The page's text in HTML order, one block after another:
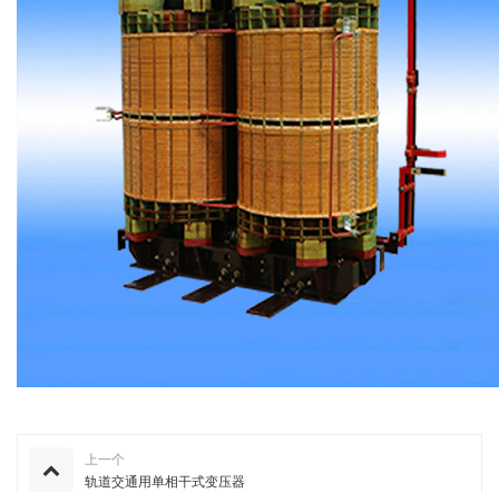
上一个
轨道交通用单相干式变压器